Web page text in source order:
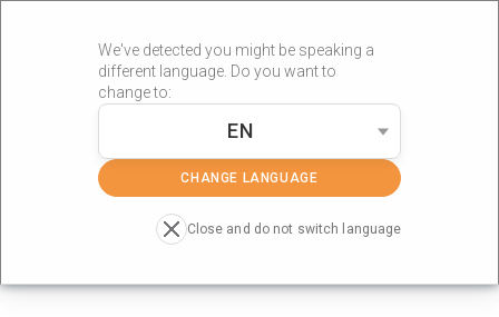
We've detected you might be speaking a
different language. Do you want to
change to:
EN
CHANGE LANGUAGE
Close and do not switch language
»